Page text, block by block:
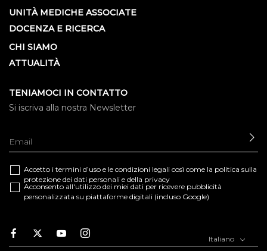
UNITÀ MEDICHE ASSOCIATE
DOCENZA E RICERCA
CHI SIAMO
ATTUALITÀ
TENIAMOCI IN CONTATTO
Si iscriva alla nostra Newsletter
Accetto i termini d’uso e le condizioni legali così come la politica sulla
protezione dei dati personali e della privacy
Acconsento all'utilizzo dei miei dati per ricevere pubblicità
personalizzata su piattaforme digitali (incluso Google)
Facebook
TwitterYoutubeInstagram Italiano